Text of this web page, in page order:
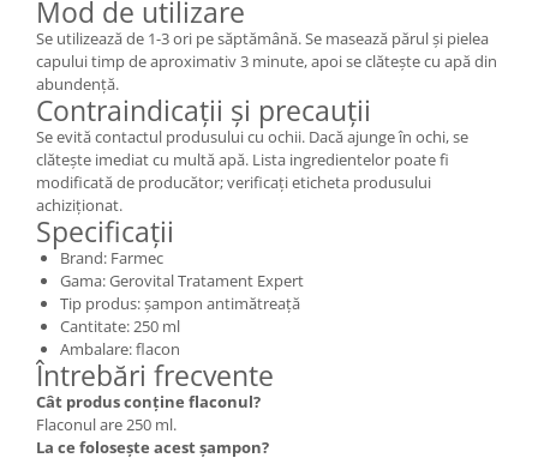
Mod de utilizare
Se utilizează de 1-3 ori pe săptămână. Se masează părul și pielea
capului timp de aproximativ 3 minute, apoi se clătește cu apă din
abundență.
Contraindicații și precauții
Se evită contactul produsului cu ochii. Dacă ajunge în ochi, se
clătește imediat cu multă apă. Lista ingredientelor poate fi
modificată de producător; verificați eticheta produsului
achiziționat.
Specificații
Brand: Farmec
Gama: Gerovital Tratament Expert
Tip produs: șampon antimătreață
Cantitate: 250 ml
Ambalare: flacon
Întrebări frecvente
Cât produs conține flaconul?
Flaconul are 250 ml.
La ce folosește acest șampon?